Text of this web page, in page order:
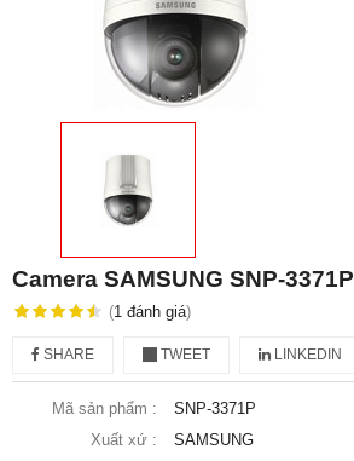
Camera SAMSUNG SNP-3371P
(1 đánh giá)
SHARE TWEET LINKEDIN
Mã sản phẩm :
SNP-3371P
Xuất xứ :
SAMSUNG